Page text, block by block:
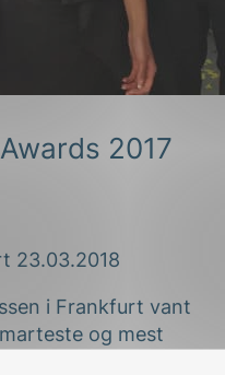
2017
23.03.2018
i Frankfurt vant
og mest
2017. I tett